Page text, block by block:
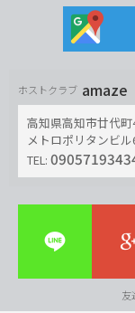
ホストクラブ amaze
高知県高知市廿代町
メトロポリタンビル
TEL:
友